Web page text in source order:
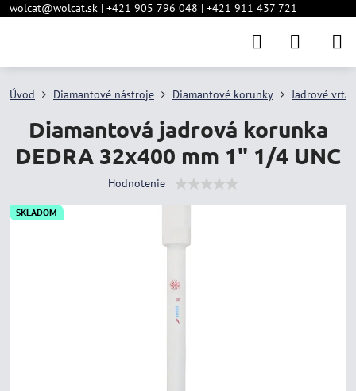
wolcat@wolcat.sk | +421 905 796 048 | +421 911 437 721
SKLADOM
Úvod Diamantové nástroje Diamantové korunky Jadrové
Diamantová jadrová korunka
DEDRA 32x400 mm 1" 1/4 UNC
Hodnotenie